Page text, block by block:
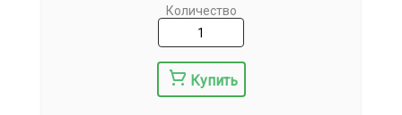
Количество
Купить